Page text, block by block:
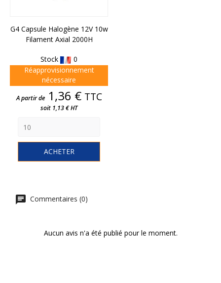
G4 Capsule Halogène 12V 10w
Filament Axial 2000H
Stock
0
Réapprovisionnement
nécessaire
Prix
A partir de 1,36 € TTC
soit 1,13 € HT
ACHETER
Commentaires (0)
Aucun avis n'a été publié pour le moment.